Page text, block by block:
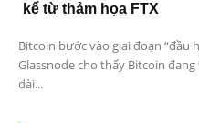
kể từ thảm họa FTX
Bitcoin bước vào giai đoạn “đầu
Glassnode cho thấy Bitcoin
dài...